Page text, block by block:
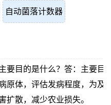
自动菌落计数器
要目的是什么？答：主要目
原体，评估发病程度，为及
扩散，减少农业损失。